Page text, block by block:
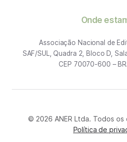
Onde
Associação Nacional de
SAF/SUL, Quadra 2, Bloco D,
CEP 70070-600 –
© 2026 ANER Ltda. Todos
Política de